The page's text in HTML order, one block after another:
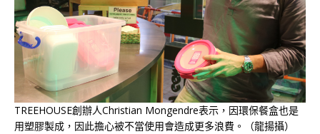
TREEHOUSE創辦人Christian Mongendre表示，因環保餐盒也是
用塑膠製成，因此擔心被不當使用會造成更多浪費。（龍揚攝）